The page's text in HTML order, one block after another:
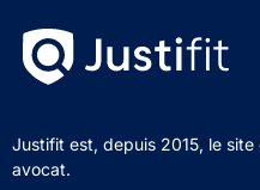
Justifit est, depuis 2015, le
avocat.